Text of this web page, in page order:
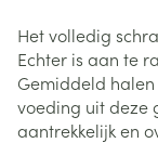
Het volledig
Echter is aan te
Gemiddeld
voeding uit deze
aantrekkelijk en